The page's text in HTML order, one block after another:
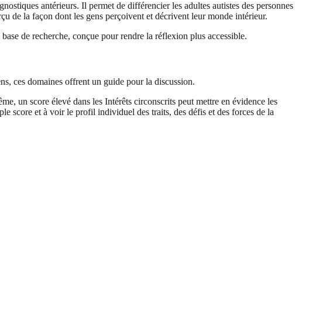
antérieurs. Il permet de différencier les adultes autistes des personnes
de la façon dont les gens perçoivent et décrivent leur monde intérieur.
de recherche, conçue pour rendre la réflexion plus accessible.
ces domaines offrent un guide pour la discussion.
un score élevé dans les Intérêts circonscrits peut mettre en évidence les
score et à voir le profil individuel des traits, des défis et des forces de la